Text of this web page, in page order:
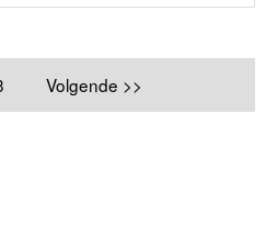
Volgende >>